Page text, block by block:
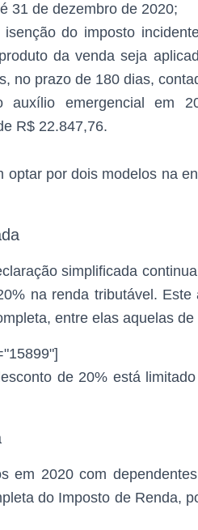
31 de dezembro de 2020;
do imposto
da venda seja
no prazo de 180 dias,
auxílio emergencial em
R$ 22.847,76.
optar por dois modelos na
simplificada
na renda tributável.
entre elas aquelas
de 20% está
em 2020 com
do Imposto de Renda,